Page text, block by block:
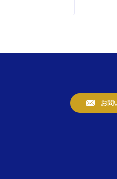
お問